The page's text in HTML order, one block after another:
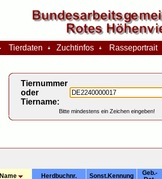
Tierdaten Zuchtinfos Rasseportrait
Tiernummer
oder
Tiername:
Bitte mindestens ein Zeichen eingeben!
Name Herdbuchnr. Sonst.Kennung
Geb.-